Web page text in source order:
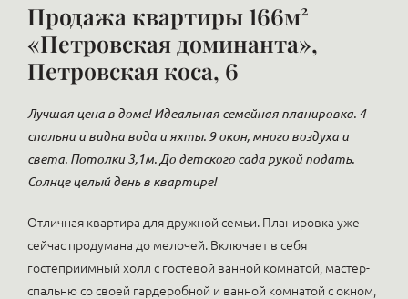
Продажа квартиры 166м²
«Петровская доминанта»,
Петровская коса, 6
Лучшая цена в доме! Идеальная семейная планировка. 4
спальни и видна вода и яхты. 9 окон, много воздуха и
света. Потолки 3,1м. До детского сада рукой подать.
Солнце целый день в квартире!
Отличная квартира для дружной семьи. Планировка уже
сейчас продумана до мелочей. Включает в себя
гостеприимный холл с гостевой ванной комнатой, мастер-
спальню со своей гардеробной и ванной комнатой с окном,